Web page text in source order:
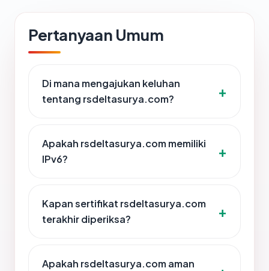
Pertanyaan Umum
Di mana mengajukan keluhan
tentang rsdeltasurya.com?
Apakah rsdeltasurya.com memiliki
IPv6?
Kapan sertifikat rsdeltasurya.com
terakhir diperiksa?
Apakah rsdeltasurya.com aman